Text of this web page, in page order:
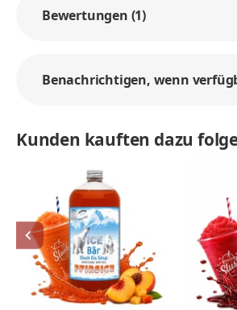
Bewertungen (1)
Benachrichtigen, wenn
Kunden kauften dazu